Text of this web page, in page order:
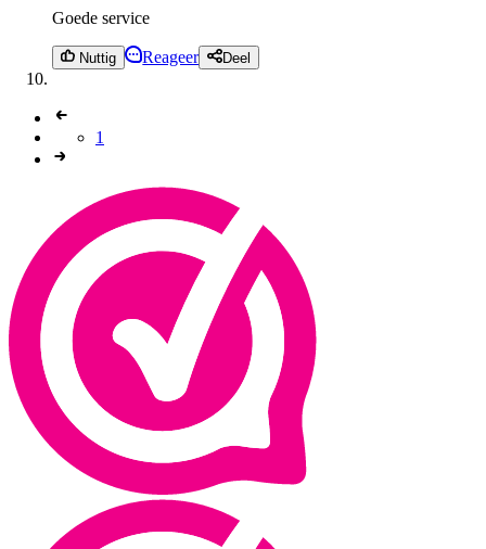
Goede service
Nuttig Reageer Deel
1